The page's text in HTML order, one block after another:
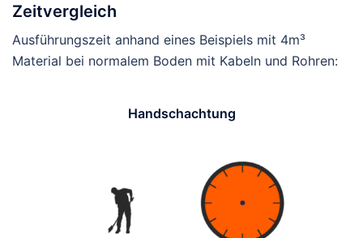
Zeitvergleich
Ausführungszeit anhand eines Beispiels mit 4m³
Material bei normalem Boden mit Kabeln und Rohren:
Handschachtung